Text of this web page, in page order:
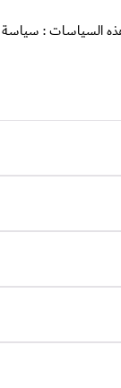
السياسات :